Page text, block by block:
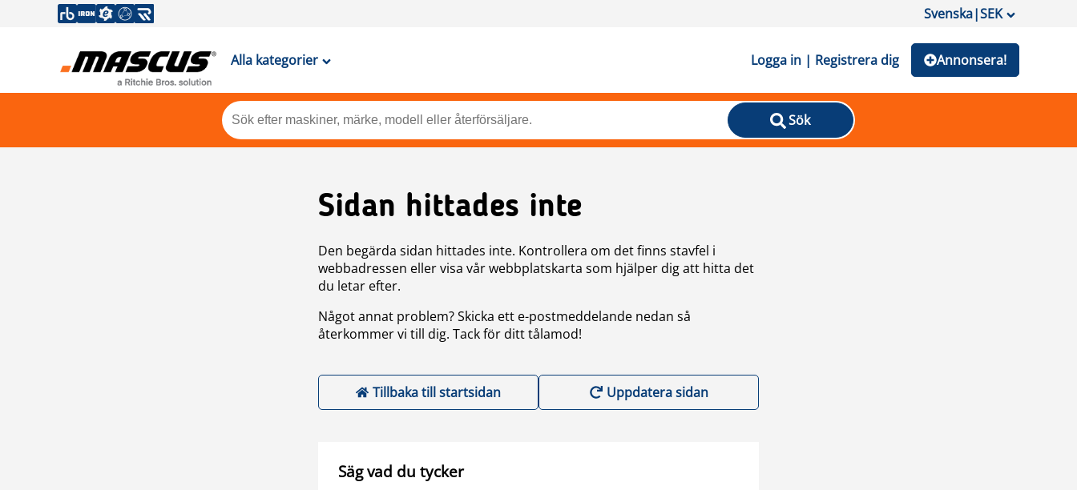
Svenska|SEK
Alla kategorier Logga in | Registrera dig Annonsera!
Sök
Sidan hittades inte
Den begärda sidan hittades inte. Kontrollera om det finns stavfel i
webbadressen eller visa vår webbplatskarta som hjälper dig att hitta det
du letar efter.
Något annat problem? Skicka ett e-postmeddelande nedan så
återkommer vi till dig. Tack för ditt tålamod!
Tillbaka till startsidan Uppdatera sidan
Säg vad du tycker